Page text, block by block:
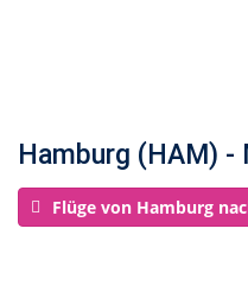
Hamburg (HAM) -
Flüge von Hamburg